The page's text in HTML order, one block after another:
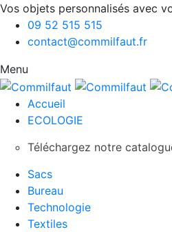
Vos objets personnalisés avec
09 52 515 515
contact@commilfaut.fr
Menu
Accueil
ECOLOGIE
Téléchargez notre
Sacs
Bureau
Technologie
Textiles